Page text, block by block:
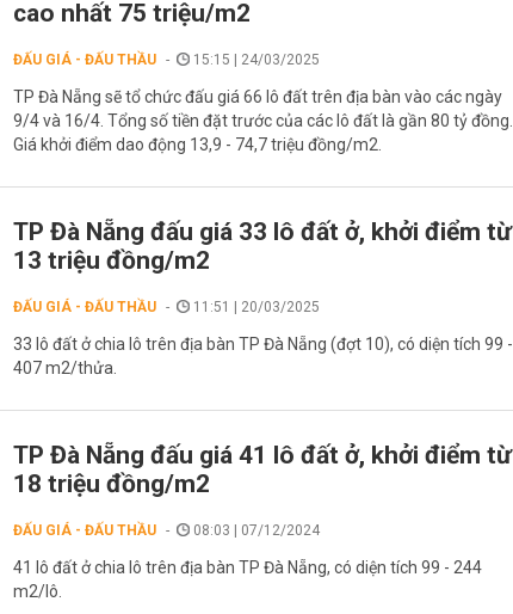
cao nhất 75 triệu/m2
ĐẤU GIÁ - ĐẤU THẦU 15:15 | 24/03/2025
TP Đà Nẵng sẽ tổ chức đấu giá 66 lô đất trên địa bàn vào các ngày
9/4 và 16/4. Tổng số tiền đặt trước của các lô đất là gần 80 tỷ đồng.
Giá khởi điểm dao động 13,9 - 74,7 triệu đồng/m2.
TP Đà Nẵng đấu giá 33 lô đất ở, khởi điểm từ
13 triệu đồng/m2
ĐẤU GIÁ - ĐẤU THẦU 11:51 | 20/03/2025
33 lô đất ở chia lô trên địa bàn TP Đà Nẵng (đợt 10), có diện tích 99 -
407 m2/thửa.
TP Đà Nẵng đấu giá 41 lô đất ở, khởi điểm từ
18 triệu đồng/m2
ĐẤU GIÁ - ĐẤU THẦU 08:03 | 07/12/2024
41 lô đất ở chia lô trên địa bàn TP Đà Nẵng, có diện tích 99 - 244
m2/lô.